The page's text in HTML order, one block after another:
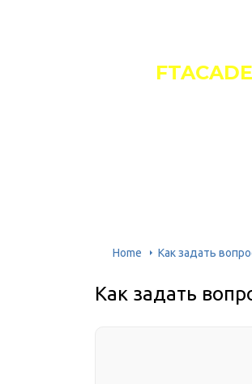
Home Как задать
Как задать